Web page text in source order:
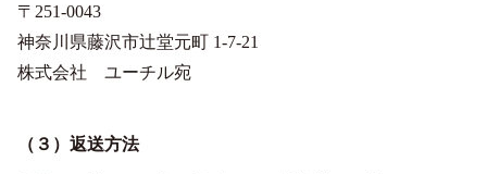
〒251-0043
神奈川県藤沢市辻堂元町 1-7-21
株式会社 ユーチル宛
（３）返送方法